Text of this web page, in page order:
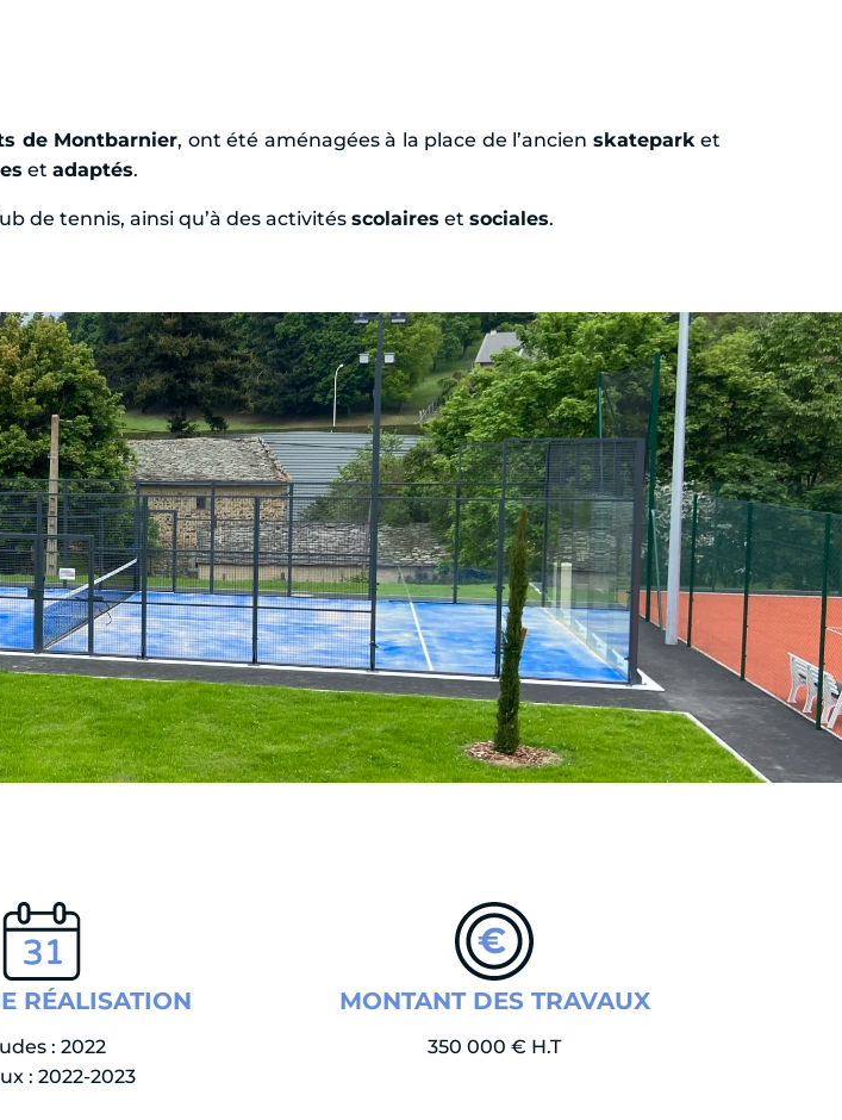
de Montbarnier, ont été aménagées à la place de l’ancien skateparket
et adaptés.
de tennis, ainsi qu’à des activités scolaires et sociales.
RÉALISATION
: 2022
: 2022-2023
MONTANT DES TRAVAUX
350 000 € H.T